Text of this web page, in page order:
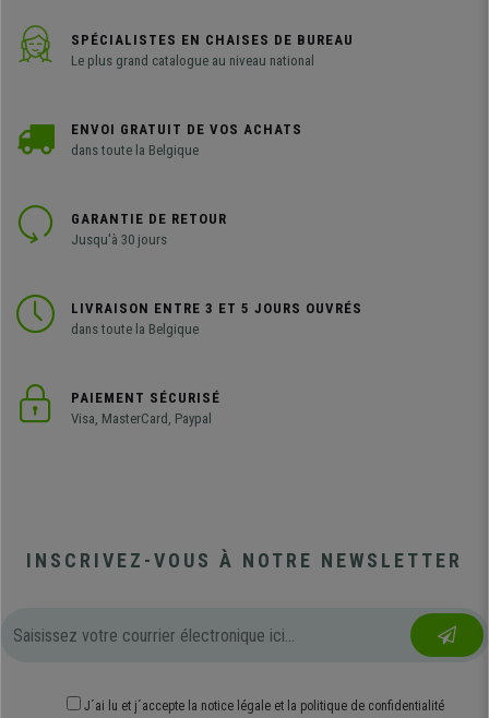
SPÉCIALISTES EN CHAISES DE BUREAU
Le plus grand catalogue au niveau national
ENVOI GRATUIT DE VOS ACHATS
dans toute la Belgique
GARANTIE DE RETOUR
Jusqu'à 30 jours
LIVRAISON ENTRE 3 ET 5 JOURS OUVRÉS
dans toute la Belgique
PAIEMENT SÉCURISÉ
Visa, MasterCard, Paypal
INSCRIVEZ-VOUS À NOTRE NEWSLETTER
J´ai lu et j´accepte la notice légale et la politique de confidentialité